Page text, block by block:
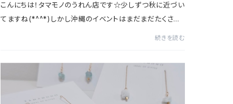
こんにちは！タマモノのうれん店です☆少しずつ秋に近づい
てますね(*^^*)しかし沖縄のイベントはまだまだたくさん
あります！その中からご紹介したいのが、【糸満大綱引】で
続きを読む